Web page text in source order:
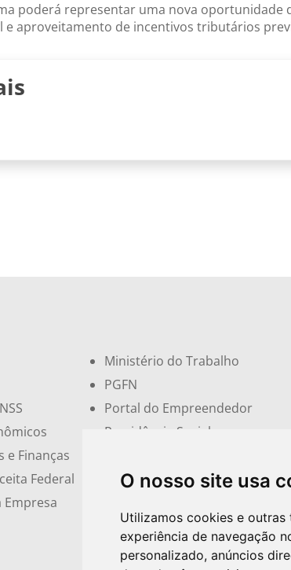
O nosso site usa
Utilizamos cookies e outras
experiência de navegação
personalizado, anúncios
poderá representar uma nova oportunidade
aproveitamento de incentivos tributários
e Finanças
Federal
Empresa
Ministério do Trabalho
PGFN
Portal do Empreendedor
Previdência Social
Sindicatos e Associações